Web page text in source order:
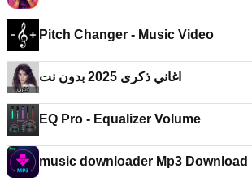
Pitch Changer - Music Video
اغاني ذكرى 2025 بدون نت
EQ Pro - Equalizer Volume
music downloader Mp3 Download